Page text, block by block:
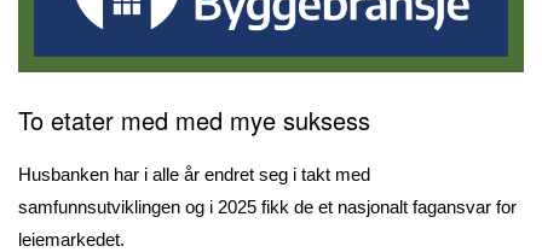
To etater med med mye suksess
Husbanken har i alle år endret seg i takt med
samfunnsutviklingen og i 2025 fikk de et nasjonalt fagansvar for
leiemarkedet.